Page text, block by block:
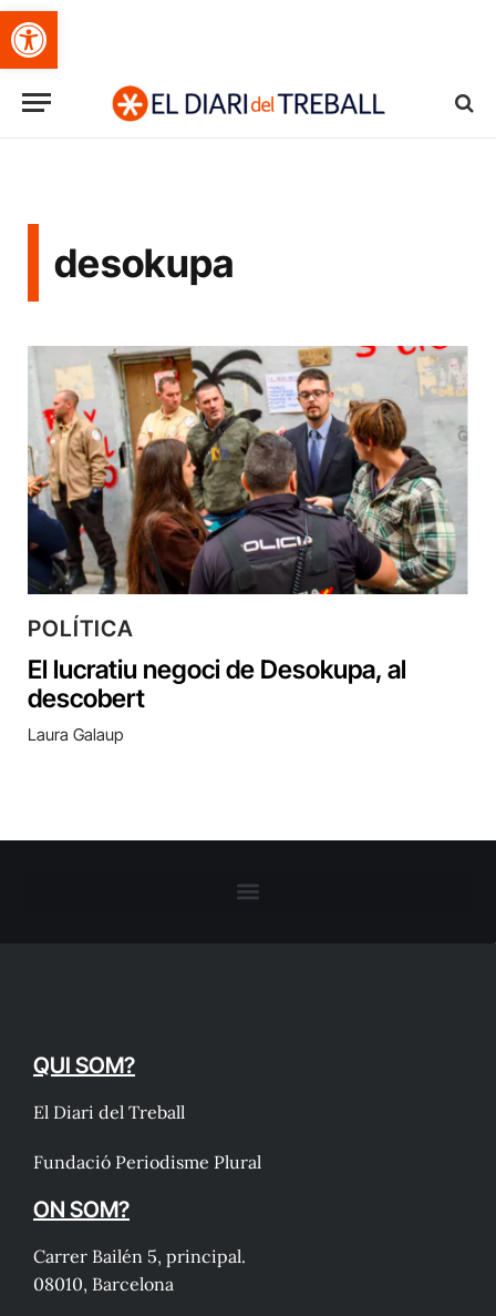
Obre la barra d'eines
desokupa
POLÍTICA
El lucratiu negoci de Desokupa, al
descobert
Laura Galaup
QUI SOM?
El Diari del Treball
Fundació Periodisme Plural
ON SOM?
Carrer Bailén 5, principal.
08010, Barcelona